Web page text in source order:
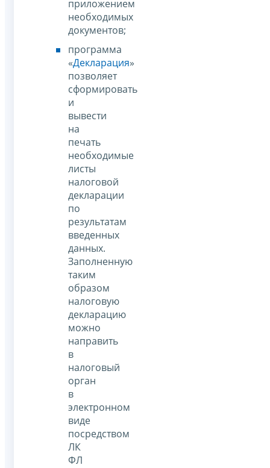
приложением
необходимых
документов;
программа
«Декларация»
позволяет
сформировать
и
вывести
на
печать
необходимые
листы
налоговой
декларации
по
результатам
введенных
данных.
Заполненную
таким
образом
налоговую
декларацию
можно
направить
в
налоговый
орган
в
электронном
виде
посредством
ЛК
ФЛ